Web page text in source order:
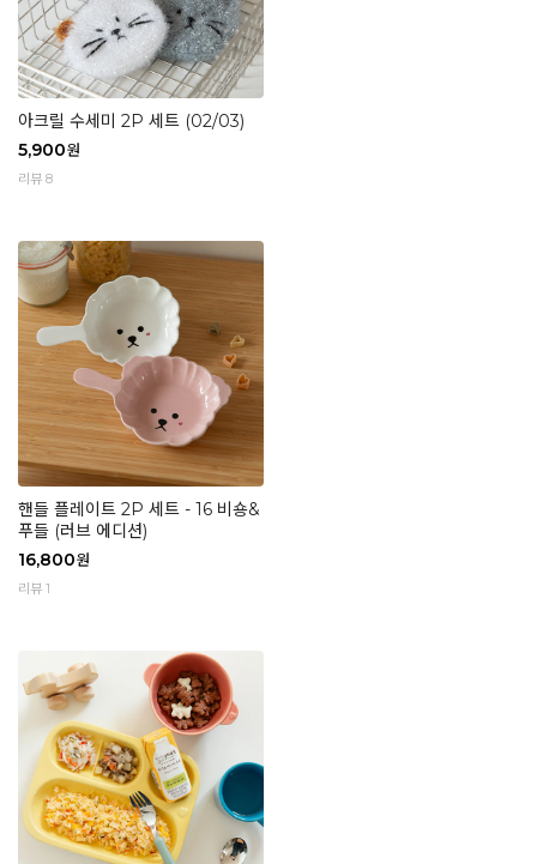
아크릴 수세미 2P 세트 (02/03)
5,900원
리뷰 8
핸들 플레이트 2P 세트 - 16 비숑&
푸들 (러브 에디션)
16,800원
리뷰 1